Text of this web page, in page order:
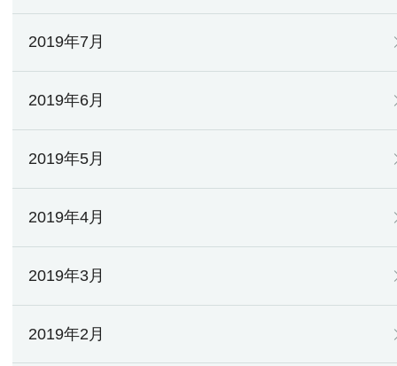
2019年7月
2019年6月
2019年5月
2019年4月
2019年3月
2019年2月